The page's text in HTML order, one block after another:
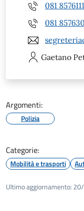
081 8576111
081
Gaetano
Argomenti:
Polizia
Categorie:
Mobilità e trasporti
Ultimo aggiornamento: